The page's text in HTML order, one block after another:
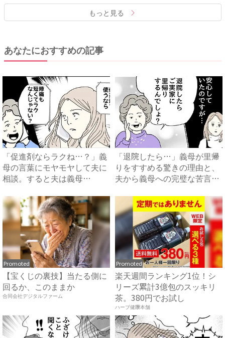
もっと見る
あなたにおすすめの記事
「促進剤ならラクね…？」義
母の言葉にモヤモヤして夫に
相談。すると夫は義母
「退院したら…」義母が里帰
りをすすめる驚きの理由と、
夫から義母への完璧な苦言
Promoted
【宝くじの裏技】当たる側に
回るか、このままか
合同会社デジタルファーム
Promoted
楽天週間ランキング1位！シ
リーズ累計3億包のスッキリ
茶。380円でお試し
ハーブ健康本舗